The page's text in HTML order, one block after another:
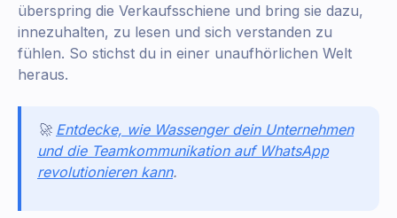
überspring die Verkaufsschiene und bring sie dazu,
innezuhalten, zu lesen und sich verstanden zu
fühlen. So stichst du in einer unaufhörlichen Welt
heraus.
🚀 Entdecke, wie Wassenger dein Unternehmen
und die Teamkommunikation auf WhatsApp
revolutionieren kann.